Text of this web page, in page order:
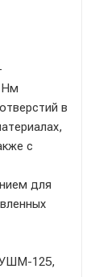
Нм
в
с
для
УШМ-125,